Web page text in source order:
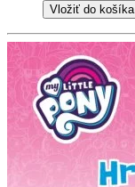
Vložiť do košíka